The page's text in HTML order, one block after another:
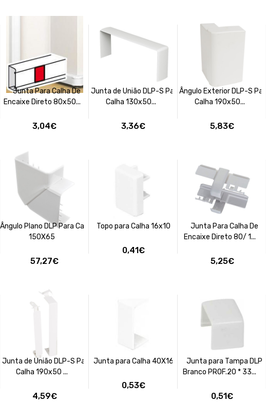
Junta Para Calha De
Encaixe Direto 80x50...
3,04€
Ângulo Plano DLP Para Calha
150X65
57,27€
Junta de União DLP-S Para
Calha 190x50 ...
4,59€
Junta de União DLP-S Para
Calha 130x50...
3,36€
Topo para Calha 16x10
0,41€
Junta para Calha 40X16
0,53€
Ângulo Exterior DLP-S Para
Calha 190x50...
5,83€
Junta Para Calha De
Encaixe Direto 80/ 1...
5,25€
Junta para Tampa DLP
Branco PROF.20 * 33...
0,51€